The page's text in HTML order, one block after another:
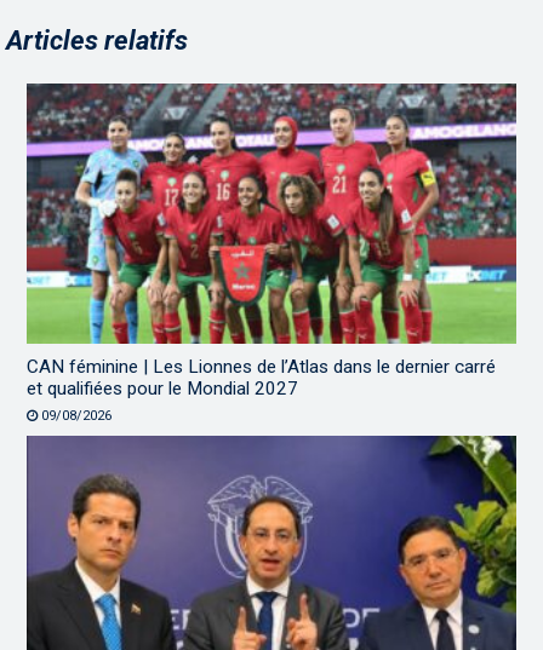
Articles relatifs
CAN féminine | Les Lionnes de l’Atlas dans le dernier carré
et qualifiées pour le Mondial 2027
09/08/2026